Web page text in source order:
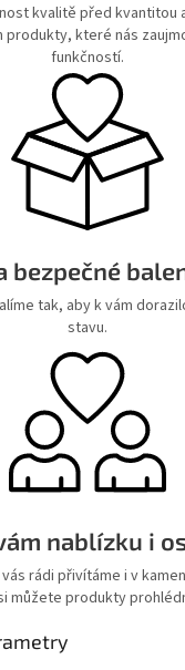
kvalitě před kvantitou
produkty, které nás
funkčností.
bezpečné
tak, aby k vám
stavu.
nablízku i
rádi přivítáme i v
můžete produkty